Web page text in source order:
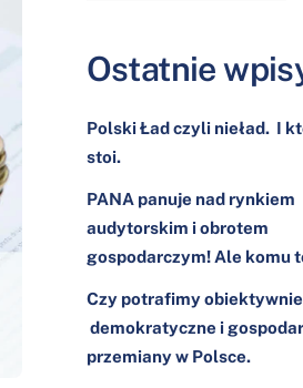
Ostatnie
Polski Ład czyli nieład. I
stoi.
PANA panuje nad rynkiem
audytorskim i obrotem
gospodarczym! Ale komu
Czy potrafimy
demokratyczne i
przemiany w Polsce.